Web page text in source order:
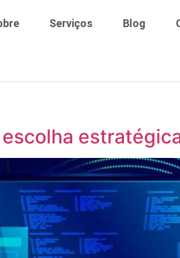
Serviços Blog